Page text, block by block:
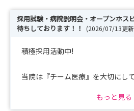
採用試験・病院説明会・オープンホス
待ちしております！！
(2026/07/13更
積極採用活動中!
当院は『チーム医療』を大切にし
充実した教育制度も自信を持って
もっと見る